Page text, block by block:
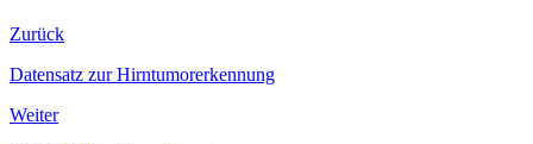
Zurück
Datensatz zur Hirntumorerkennung
Weiter